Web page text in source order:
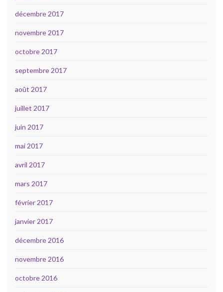
décembre 2017
novembre 2017
octobre 2017
septembre 2017
août 2017
juillet 2017
juin 2017
mai 2017
avril 2017
mars 2017
février 2017
janvier 2017
décembre 2016
novembre 2016
octobre 2016